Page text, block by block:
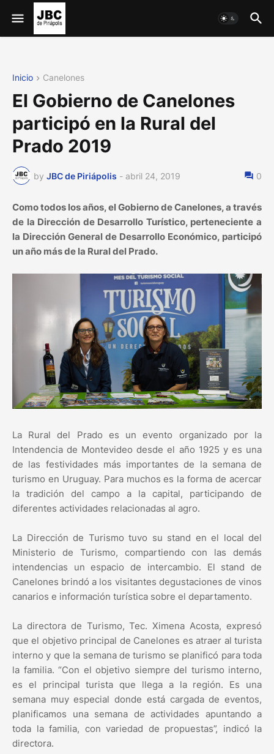
Inicio Canelones
El Gobierno de Canelones
participó en la Rural del
Prado 2019
by JBC de Piriápolis - abril 24, 2019 0
Como todos los años, el Gobierno de Canelones, a través
de la Dirección de Desarrollo Turístico, perteneciente a
la Dirección General de Desarrollo Económico, participó
un año más de la Rural del Prado.
La Rural del Prado es un evento organizado por la
Intendencia de Montevideo desde el año 1925 y es una
de las festividades más importantes de la semana de
turismo en Uruguay. Para muchos es la forma de acercar
la tradición del campo a la capital, participando de
diferentes actividades relacionadas al agro.
La Dirección de Turismo tuvo su stand en el local del
Ministerio de Turismo, compartiendo con las demás
intendencias un espacio de intercambio. El stand de
Canelones brindó a los visitantes degustaciones de vinos
canarios e información turística sobre el departamento.
La directora de Turismo, Tec. Ximena Acosta, expresó
que el objetivo principal de Canelones es atraer al turista
interno y que la semana de turismo se planificó para toda
la familia. “Con el objetivo siempre del turismo interno,
es el principal turista que llega a la región. Es una
semana muy especial donde está cargada de eventos,
planificamos una semana de actividades apuntando a
toda la familia, con variedad de propuestas”, indicó la
directora.